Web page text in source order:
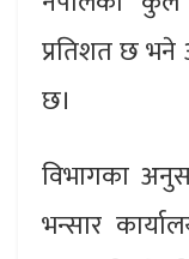
प्रतिशत छ भने
छ।
विभागका
भन्सार